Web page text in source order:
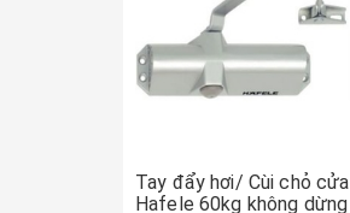
Tay đẩy hơi/ Cùi chỏ cửa
Hafele 60kg không dừng